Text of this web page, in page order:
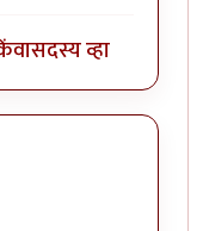
सदस्य व्हा